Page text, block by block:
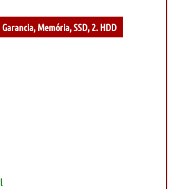
Memória, SSD, 2. HDD